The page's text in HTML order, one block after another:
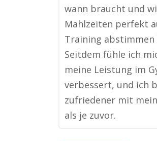
wann braucht und
Mahlzeiten perfekt
Training abstimmen
Seitdem fühle ich
meine Leistung im
verbessert, und ich
zufriedener mit
als je zuvor.